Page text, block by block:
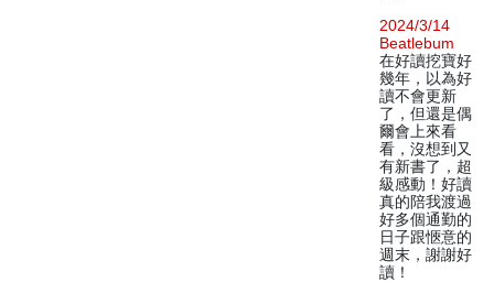
2024/3/14
Beatlebum
在好讀挖寶好
幾年，以為好
讀不會更新
了，但還是偶
爾會上來看
看，沒想到又
有新書了，超
級感動！好讀
真的陪我渡過
好多個通勤的
日子跟愜意的
週末，謝謝好
讀！